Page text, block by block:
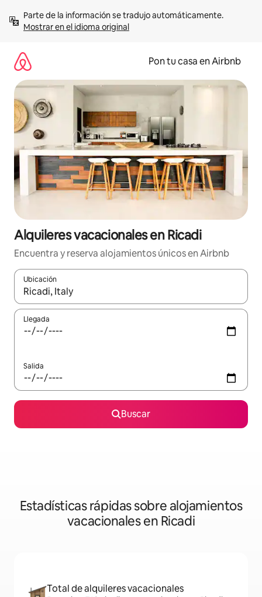
contenidoMostrar en el idioma original
Pon tu casa en Airbnb
Alquileres vacacionales en Ricadi
Encuentra y reserva alojamientos únicos en Airbnb
Ubicación
Cuando los resultados estén disponibles, navega con las
Llegada
Salida
Buscar
Estadísticas rápidas sobre alojamientos
vacacionales en Ricadi
Total de alquileres vacacionales